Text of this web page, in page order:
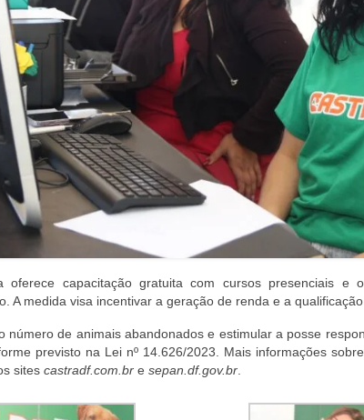
oferece capacitação gratuita com cursos presenciais e
A medida visa incentivar a geração de renda e a
número de animais abandonados e estimular a posse
previsto na Lei nº 14.626/2023. Mais informações
sites castradf.com.br e sepan.df.gov.br